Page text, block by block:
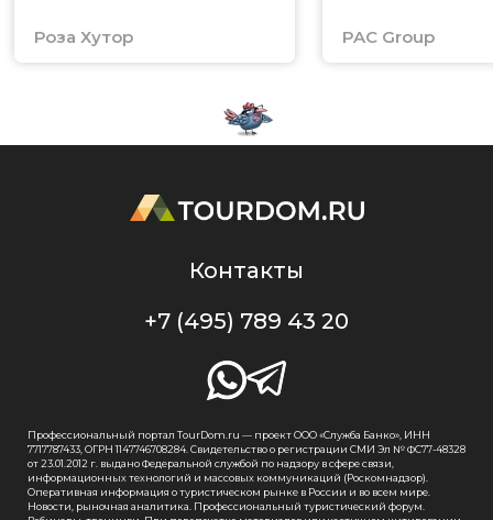
Роза Хутор PAC Group
Контакты
+7 (495) 789 43 20
Профессиональный портал TourDom.ru — проект ООО «Служба Банко», ИНН
7717787433, ОГРН 1147746708284. Свидетельство о регистрации СМИ Эл № ФС77-48328
от 23.01.2012 г. выдано Федеральной службой по надзору в сфере связи,
информационных технологий и массовых коммуникаций (Роскомнадзор).
Оперативная информация о туристическом рынке в России и во всем мире.
Новости, рыночная аналитика. Профессиональный туристический форум.